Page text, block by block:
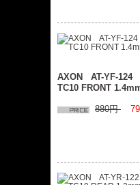
AXON AT-YF-124
TC10 FRONT
880円